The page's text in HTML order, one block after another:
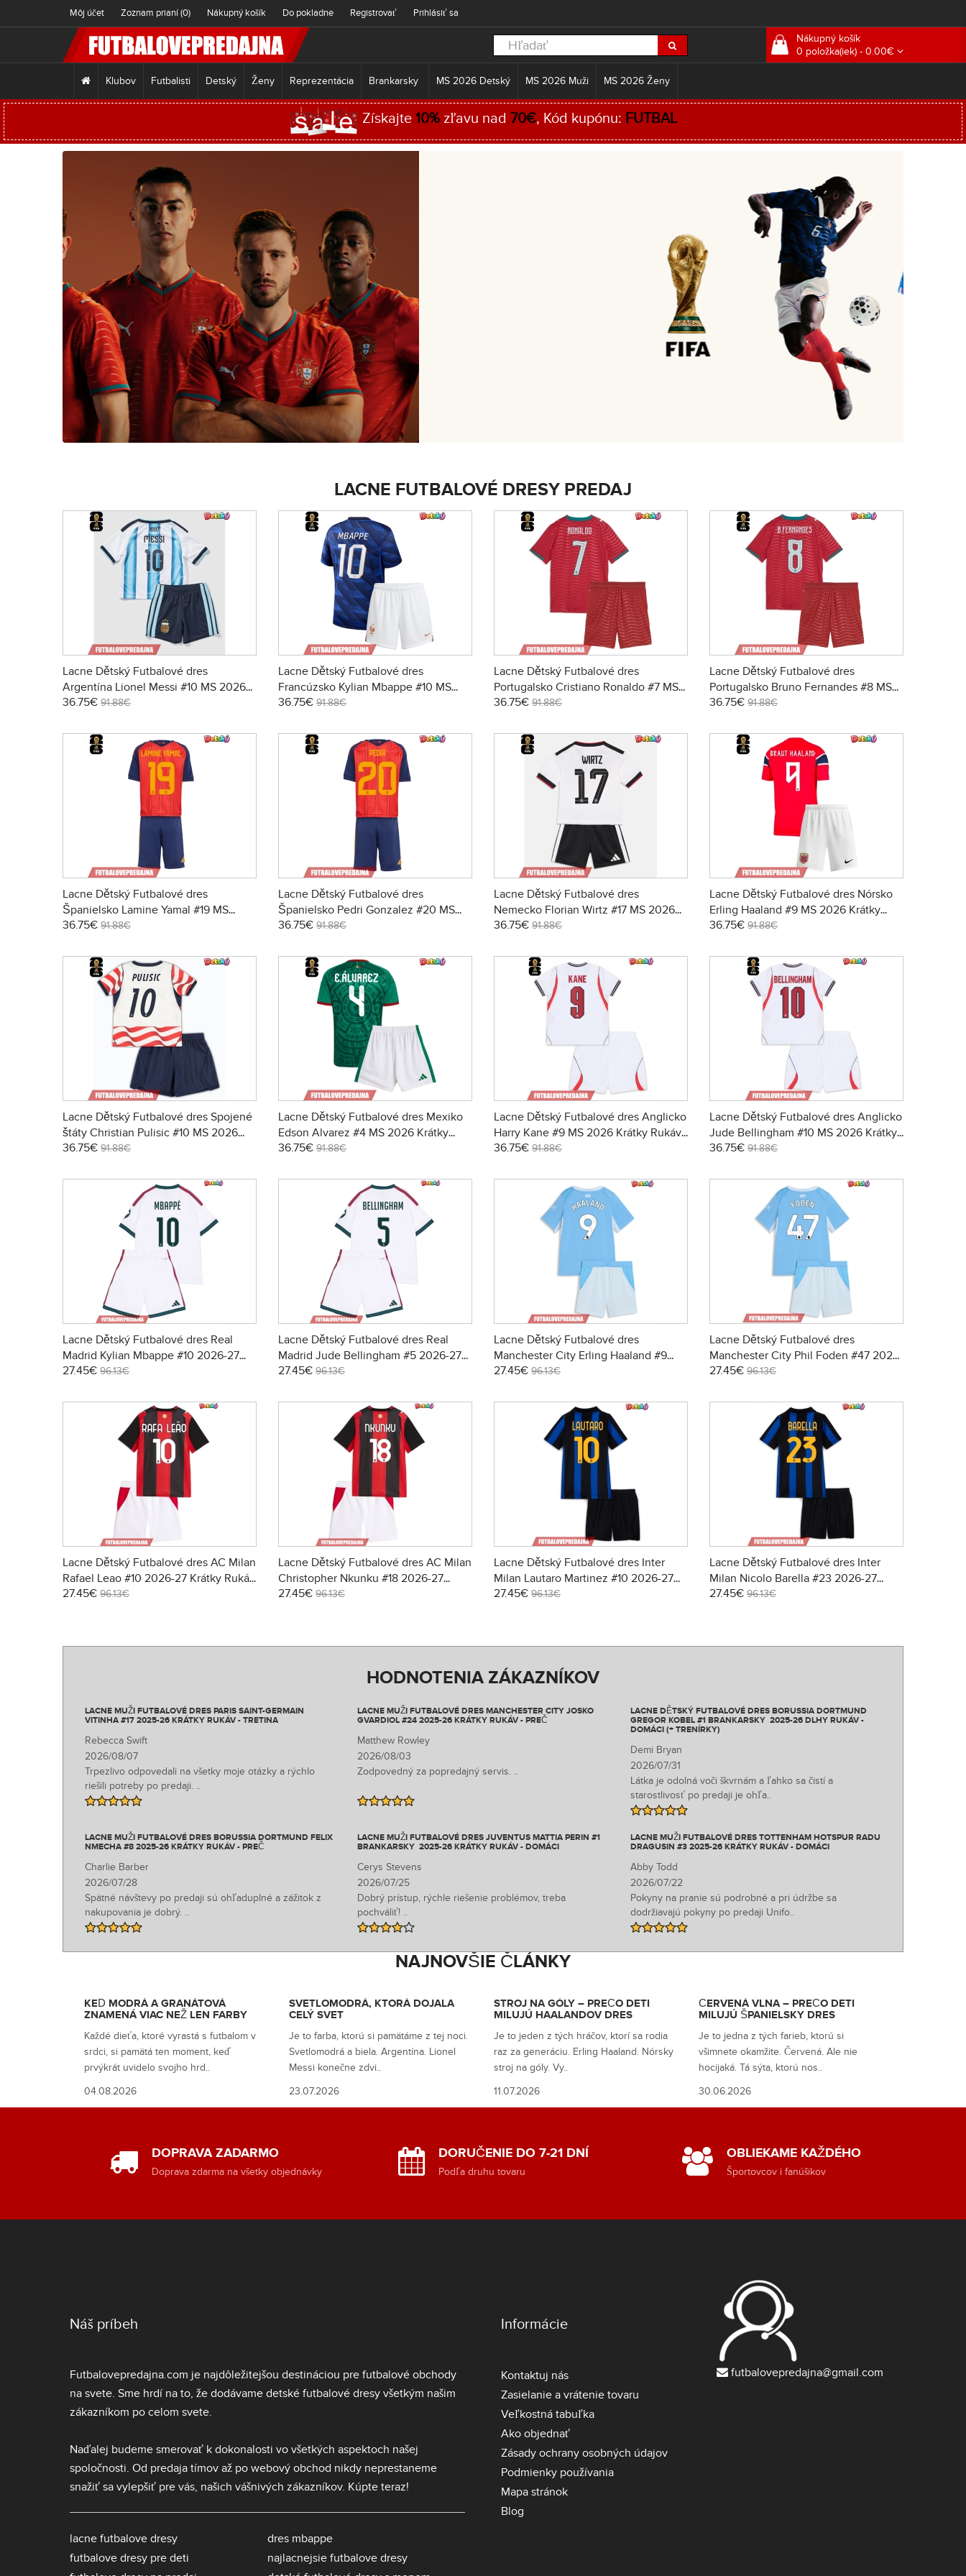
Môj účet Zoznam prianí (0) Nákupný košík Do pokladne Registrovať Prihlásiť sa
Nákupný košík
0 položka(iek) - 0.00€
Klubov Futbalisti Detský Ženy Reprezentácia Brankarsky MS 2026 Detský MS 2026 Muži MS 2026 Ženy
Získajte 10%zľavu nad 70€, Kód kupónu: FUTBAL
LACNE FUTBALOVÉ DRESY PREDAJ
Lacne Dětský Futbalové dres
Argentína Lionel Messi #10 MS 2026
Krátky Rukáv - Domáci (+ trenírky)
36.75€ 91.88€
Lacne Dětský Futbalové dres
Francúzsko Kylian Mbappe #10 MS
2026 Krátky Rukáv - Domáci (+
36.75€ 91.88€
Lacne Dětský Futbalové dres
Portugalsko Cristiano Ronaldo #7 MS
2026 Krátky Rukáv - Domáci (+
36.75€ 91.88€
Lacne Dětský Futbalové dres
Portugalsko Bruno Fernandes #8 MS
2026 Krátky Rukáv - Domáci (+
36.75€ 91.88€
Lacne Dětský Futbalové dres
Španielsko Lamine Yamal #19 MS
2026 Krátky Rukáv - Domáci (+
36.75€ 91.88€
Lacne Dětský Futbalové dres
Španielsko Pedri Gonzalez #20 MS
2026 Krátky Rukáv - Domáci (+
36.75€ 91.88€
Lacne Dětský Futbalové dres
Nemecko Florian Wirtz #17 MS 2026
Krátky Rukáv - Domáci (+ trenírky)
36.75€ 91.88€
Lacne Dětský Futbalové dres Nórsko
Erling Haaland #9 MS 2026 Krátky
Rukáv - Domáci (+ trenírky)
36.75€ 91.88€
Lacne Dětský Futbalové dres Spojené
štáty Christian Pulisic #10 MS 2026
Krátky Rukáv - Domáci (+ trenírky)
36.75€ 91.88€
Lacne Dětský Futbalové dres Mexiko
Edson Alvarez #4 MS 2026 Krátky
Rukáv - Domáci (+ trenírky)
36.75€ 91.88€
Lacne Dětský Futbalové dres Anglicko
Harry Kane #9 MS 2026 Krátky Rukáv -
Domáci (+ trenírky)
36.75€ 91.88€
Lacne Dětský Futbalové dres Anglicko
Jude Bellingham #10 MS 2026 Krátky
Rukáv - Domáci (+ trenírky)
36.75€ 91.88€
Lacne Dětský Futbalové dres Real
Madrid Kylian Mbappe #10 2026-27
Krátky Rukáv - Domáci (+ trenírky)
27.45€ 96.13€
Lacne Dětský Futbalové dres Real
Madrid Jude Bellingham #5 2026-27
Krátky Rukáv - Domáci (+ trenírky)
27.45€ 96.13€
Lacne Dětský Futbalové dres
Manchester City Erling Haaland #9
2026-27 Krátky Rukáv - Domáci (+
27.45€ 96.13€
Lacne Dětský Futbalové dres
Manchester City Phil Foden #47 2026-
27 Krátky Rukáv - Domáci (+ trenírky)
27.45€ 96.13€
Lacne Dětský Futbalové dres AC Milan
Rafael Leao #10 2026-27 Krátky Rukáv
- Domáci (+ trenírky)
27.45€ 96.13€
Lacne Dětský Futbalové dres AC Milan
Christopher Nkunku #18 2026-27
Krátky Rukáv - Domáci (+ trenírky)
27.45€ 96.13€
Lacne Dětský Futbalové dres Inter
Milan Lautaro Martinez #10 2026-27
Krátky Rukáv - Domáci (+ trenírky)
27.45€ 96.13€
Lacne Dětský Futbalové dres Inter
Milan Nicolo Barella #23 2026-27
Krátky Rukáv - Domáci (+ trenírky)
27.45€ 96.13€
HODNOTENIA ZÁKAZNÍKOV
LACNE MUŽI FUTBALOVÉ DRES PARIS SAINT-GERMAIN
VITINHA #17 2025-26 KRÁTKY RUKÁV - TRETINA
Rebecca Swift
2026/08/07
Trpezlivo odpovedali na všetky moje otázky a rýchlo
riešili potreby po predaji. ..
LACNE MUŽI FUTBALOVÉ DRES MANCHESTER CITY JOSKO
GVARDIOL #24 2025-26 KRÁTKY RUKÁV - PREČ
Matthew Rowley
2026/08/03
Zodpovedný za popredajný servis. ..
LACNE DĚTSKÝ FUTBALOVÉ DRES BORUSSIA DORTMUND
GREGOR KOBEL #1 BRANKARSKY 2025-26 DLHY RUKÁV -
DOMÁCI (+ TRENÍRKY)
Demi Bryan
2026/07/31
Látka je odolná voči škvrnám a ľahko sa čistí a
starostlivosť po predaji je ohľa..
LACNE MUŽI FUTBALOVÉ DRES BORUSSIA DORTMUND FELIX
NMECHA #8 2025-26 KRÁTKY RUKÁV - PREČ
Charlie Barber
2026/07/28
Spätné návštevy po predaji sú ohľaduplné a zážitok z
nakupovania je dobrý. ..
LACNE MUŽI FUTBALOVÉ DRES JUVENTUS MATTIA PERIN #1
BRANKARSKY 2025-26 KRÁTKY RUKÁV - DOMÁCI
Cerys Stevens
2026/07/25
Dobrý prístup, rýchle riešenie problémov, treba
pochváliť! ..
LACNE MUŽI FUTBALOVÉ DRES TOTTENHAM HOTSPUR RADU
DRAGUSIN #3 2025-26 KRÁTKY RUKÁV - DOMÁCI
Abby Todd
2026/07/22
Pokyny na pranie sú podrobné a pri údržbe sa
dodržiavajú pokyny po predaji Unifo..
NAJNOVŠIE ČLÁNKY
KEĎ MODRÁ A GRANÁTOVÁ
ZNAMENÁ VIAC NEŽ LEN FARBY
Každé dieťa, ktoré vyrastá s futbalom v
srdci, si pamätá ten moment, keď
prvýkrát uvidelo svojho hrd..
04.08.2026
SVETLOMODRÁ, KTORÁ DOJALA
CELÝ SVET
Je to farba, ktorú si pamätáme z tej noci.
Svetlomodrá a biela. Argentína. Lionel
Messi konečne zdvi..
23.07.2026
STROJ NA GÓLY – PREČO DETI
MILUJÚ HAALANDOV DRES
Je to jeden z tých hráčov, ktorí sa rodia
raz za generáciu. Erling Haaland. Nórsky
stroj na góly. Vy..
11.07.2026
ČERVENÁ VLNA – PREČO DETI
MILUJÚ ŠPANIELSKY DRES
Je to jedna z tých farieb, ktorú si
všimnete okamžite. Červená. Ale nie
hocijaká. Tá sýta, ktorú nos..
30.06.2026
DOPRAVA ZADARMO
Doprava zdarma na všetky objednávky
DORUČENIE DO 7-21 DNÍ
Podľa druhu tovaru
OBLIEKAME KAŽDÉHO
Športovcov i fanúšikov
Náš príbeh
Futbalovepredajna.com je najdôležitejšou destináciou pre futbalové obchody
na svete. Sme hrdí na to, že dodávame detské futbalové dresy všetkým našim
zákazníkom po celom svete.
Naďalej budeme smerovať k dokonalosti vo všetkých aspektoch našej
spoločnosti. Od predaja tímov až po webový obchod nikdy neprestaneme
snažiť sa vylepšiť pre vás, našich vášnivých zákazníkov. Kúpte teraz!
lacne futbalove dresy
futbalove dresy pre deti
dres mbappe
najlacnejsie futbalove dresy
Informácie
Kontaktuj nás
Zasielanie a vrátenie tovaru
Veľkostná tabuľka
Ako objednať
Zásady ochrany osobných údajov
Podmienky používania
Mapa stránok
Blog
futbalovepredajna@gmail.com